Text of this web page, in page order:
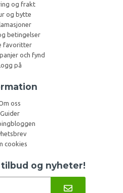
og frakt
og bytte
betingelser
favoritter
och fynd
på
oss
Guider
cookies
og nyheter!